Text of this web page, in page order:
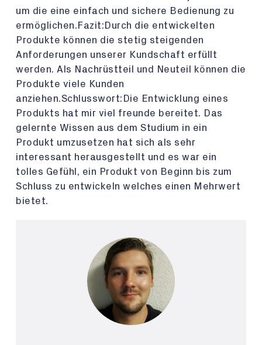
um die eine einfach und sichere Bedienung zu
ermöglichen.Fazit:Durch die entwickelten
Produkte können die stetig steigenden
Anforderungen unserer Kundschaft erfüllt
werden. Als Nachrüstteil und Neuteil können die
Produkte viele Kunden
anziehen.Schlusswort:Die Entwicklung eines
Produkts hat mir viel freunde bereitet. Das
gelernte Wissen aus dem Studium in ein
Produkt umzusetzen hat sich als sehr
interessant herausgestellt und es war ein
tolles Gefühl, ein Produkt von Beginn bis zum
Schluss zu entwickeln welches einen Mehrwert
bietet.